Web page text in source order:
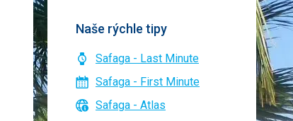
Naše rýchle tipy
Safaga - Last Minute
Safaga - First Minute
Safaga - Atlas